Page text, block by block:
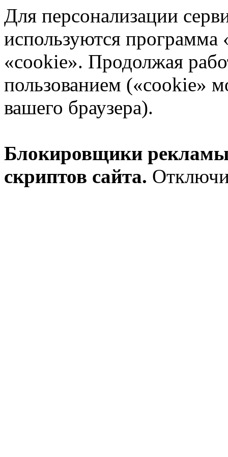
Для пер­со­на­ли­за­ции
ис­поль­зу­ют­ся
«cookie». Про­дол­жая
поль­зо­ва­ни­ем («cookie»
ва­ше­го бра­у­зе­ра).
Бло­ки­ров­щи­ки ре­кла­мы
скрип­тов сайта.